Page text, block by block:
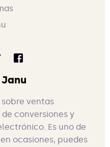
ventas
conversiones y
Es uno de
ocasiones, puedes